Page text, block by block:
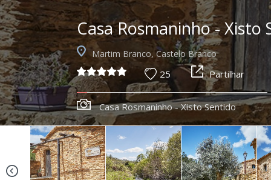
Casa Rosmaninho - Xisto
Martim Branco, Castelo Branco
25 Partilhar
Casa Rosmaninho - Xisto Sentido